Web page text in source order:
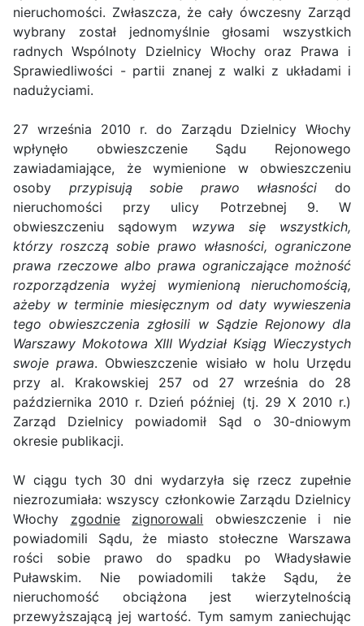
nieruchomości. Zwłaszcza, że cały ówczesny Zarząd
wybrany został jednomyślnie głosami wszystkich
radnych Wspólnoty Dzielnicy Włochy oraz Prawa i
Sprawiedliwości - partii znanej z walki z układami i
nadużyciami.
27 września 2010 r. do Zarządu Dzielnicy Włochy
wpłynęło obwieszczenie Sądu Rejonowego
zawiadamiające, że wymienione w obwieszczeniu
osoby przypisują sobie prawo własności do
nieruchomości przy ulicy Potrzebnej 9. W
obwieszczeniu sądowym wzywa się wszystkich,
którzy roszczą sobie prawo własności, ograniczone
prawa rzeczowe albo prawa ograniczające możność
rozporządzenia wyżej wymienioną nieruchomością,
ażeby w terminie miesięcznym od daty wywieszenia
tego obwieszczenia zgłosili w Sądzie Rejonowy dla
Warszawy Mokotowa XIII Wydział Ksiąg Wieczystych
swoje prawa. Obwieszczenie wisiało w holu Urzędu
przy al. Krakowskiej 257 od 27 września do 28
października 2010 r. Dzień później (tj. 29 X 2010 r.)
Zarząd Dzielnicy powiadomił Sąd o 30-dniowym
okresie publikacji.
W ciągu tych 30 dni wydarzyła się rzecz zupełnie
niezrozumiała: wszyscy członkowie Zarządu Dzielnicy
Włochy zgodnie zignorowali obwieszczenie i nie
powiadomili Sądu, że miasto stołeczne Warszawa
rości sobie prawo do spadku po Władysławie
Puławskim. Nie powiadomili także Sądu, że
nieruchomość obciążona jest wierzytelnością
przewyższającą jej wartość. Tym samym zaniechując